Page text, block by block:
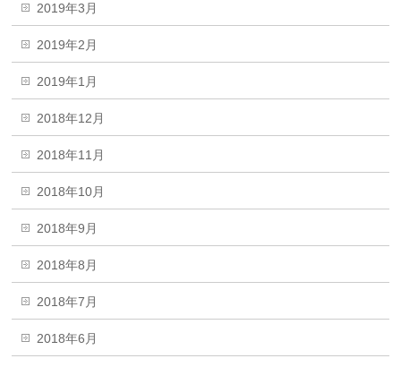
2019年3月
2019年2月
2019年1月
2018年12月
2018年11月
2018年10月
2018年9月
2018年8月
2018年7月
2018年6月